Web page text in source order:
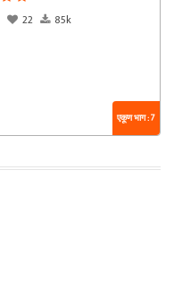
22 85k
एकूण भाग : 7